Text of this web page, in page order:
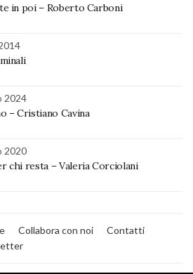
in poi – Roberto Carboni
2024
– Cristiano Cavina
2020
chi resta – Valeria Corciolani
Collabora con noi
Contatti